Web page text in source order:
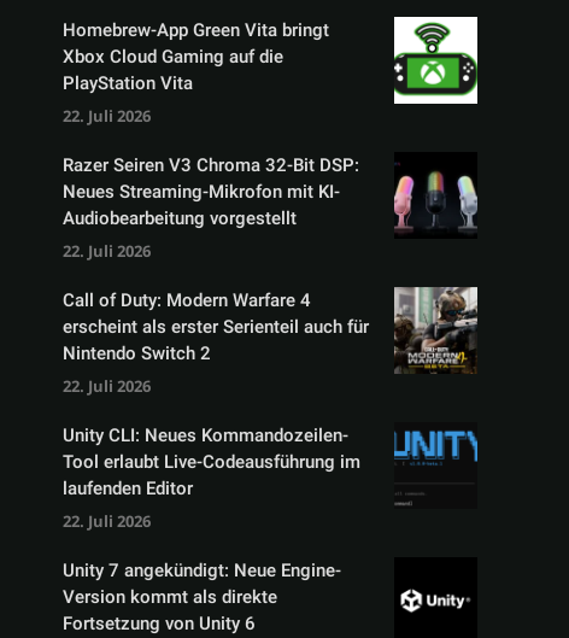
Homebrew-App Green Vita bringt
Xbox Cloud Gaming auf die
PlayStation Vita
22. Juli 2026
Razer Seiren V3 Chroma 32-Bit DSP:
Neues Streaming-Mikrofon mit KI-
Audiobearbeitung vorgestellt
22. Juli 2026
Call of Duty: Modern Warfare 4
erscheint als erster Serienteil auch für
Nintendo Switch 2
22. Juli 2026
Unity CLI: Neues Kommandozeilen-
Tool erlaubt Live-Codeausführung im
laufenden Editor
22. Juli 2026
Unity 7 angekündigt: Neue Engine-
Version kommt als direkte
Fortsetzung von Unity 6